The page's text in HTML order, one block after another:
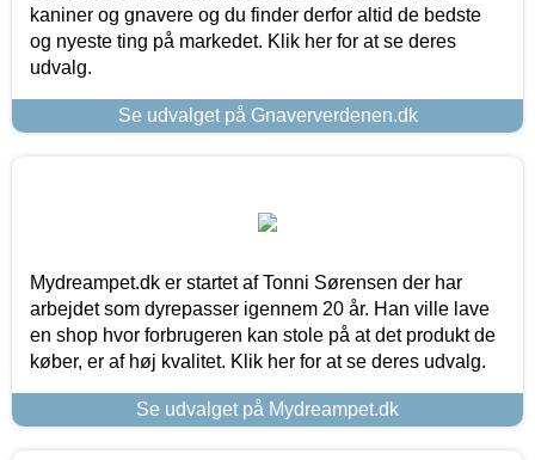
kaniner og gnavere og du finder derfor altid de bedste
og nyeste ting på markedet. Klik her for at se deres
udvalg.
Se udvalget på Gnaververdenen.dk
Mydreampet.dk er startet af Tonni Sørensen der har
arbejdet som dyrepasser igennem 20 år. Han ville lave
en shop hvor forbrugeren kan stole på at det produkt de
køber, er af høj kvalitet. Klik her for at se deres udvalg.
Se udvalget på Mydreampet.dk